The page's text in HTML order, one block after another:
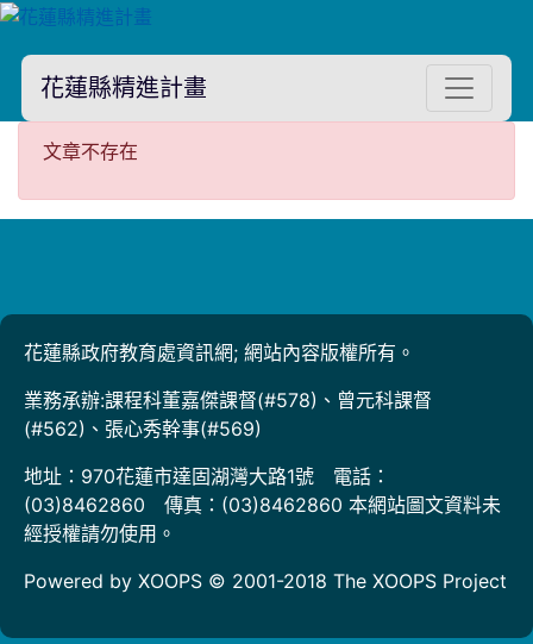
花蓮縣精進計畫
文章不存在
文章不存在
花蓮縣政府教育處資訊網; 網站內容版權所有。
業務承辦:課程科董嘉傑課督(#578)、曾元科課督
(#562)、張心秀幹事(#569)
地址：970花蓮市達固湖灣大路1號 電話：
(03)8462860 傳真：(03)8462860 本網站圖文資料未
經授權請勿使用。
Powered by XOOPS © 2001-2018 The XOOPS Project